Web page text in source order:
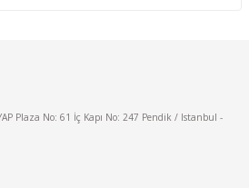
Plaza No: 61 İç Kapı No: 247 Pendik / Istanbul -